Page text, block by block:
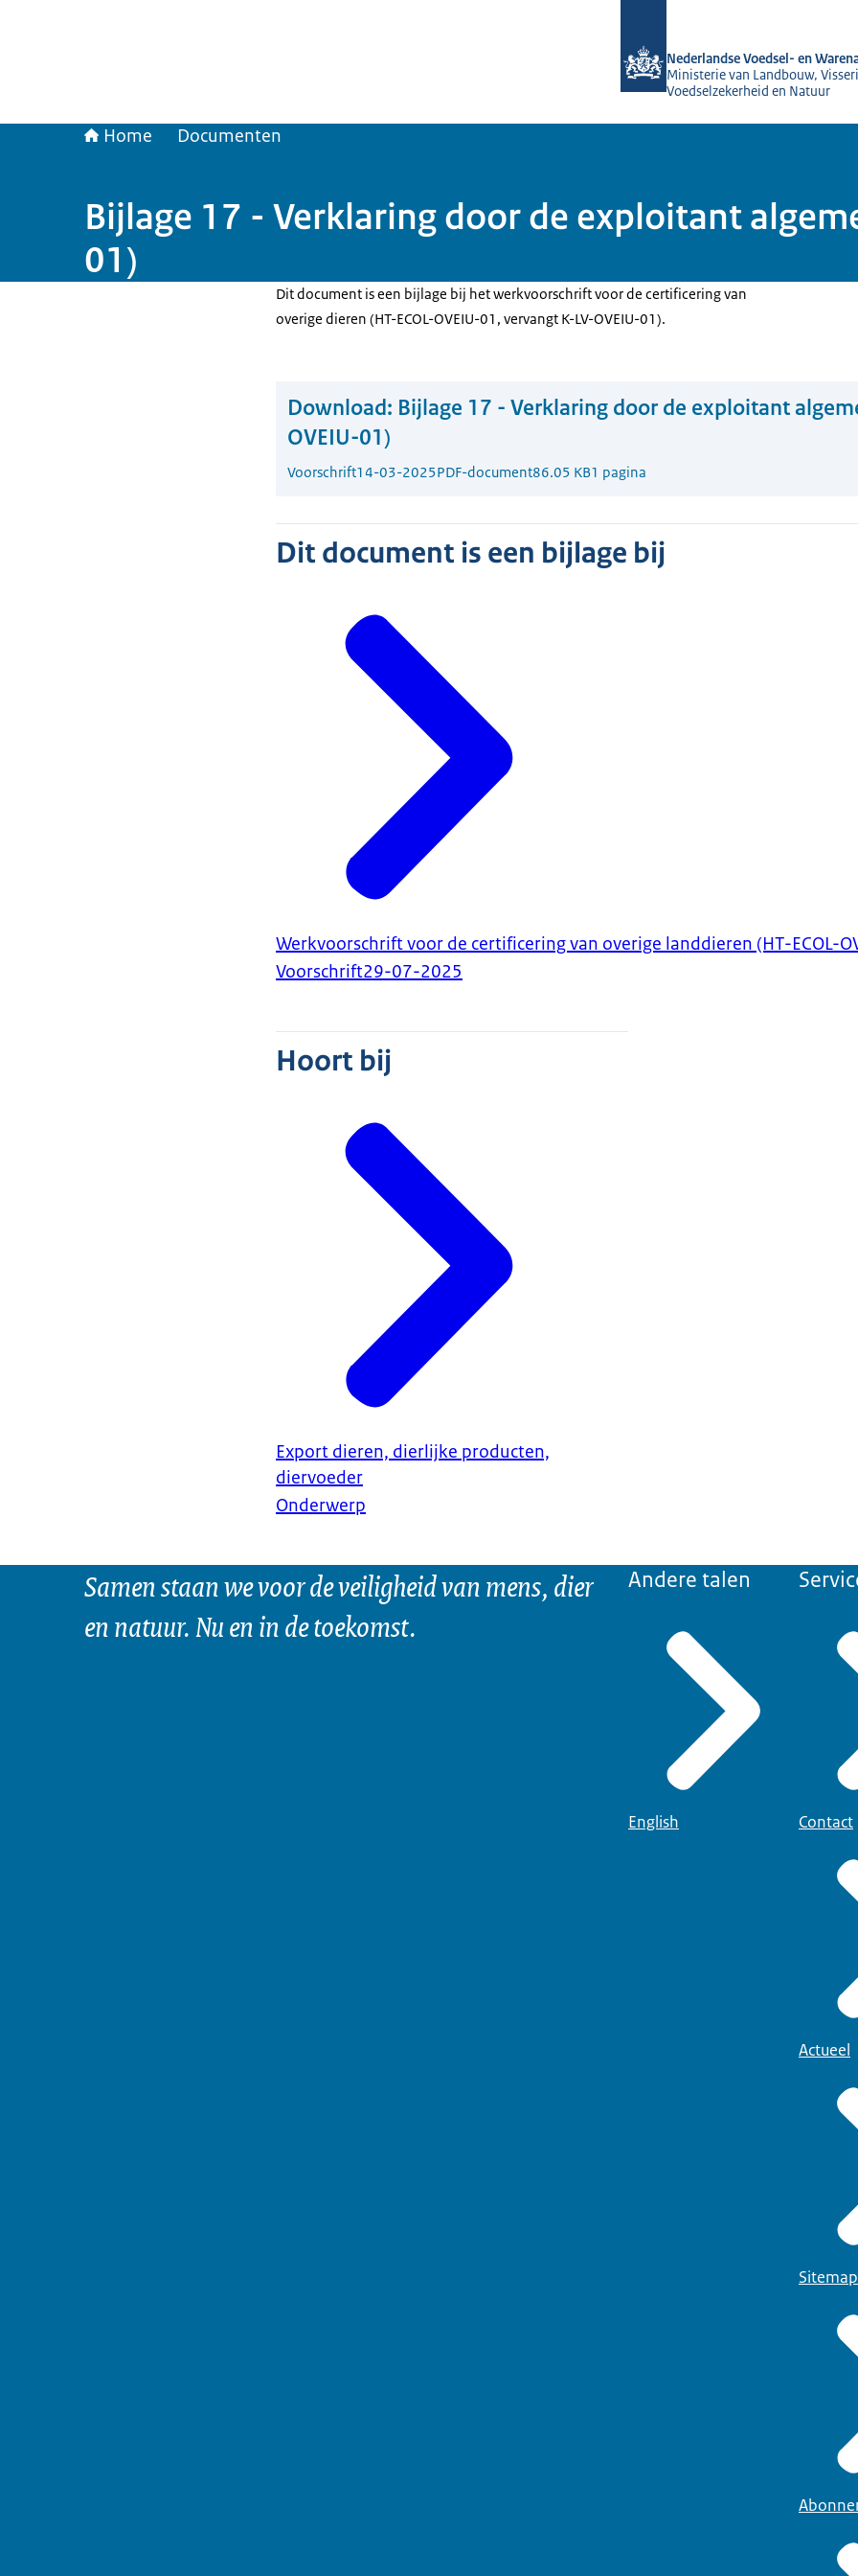
Nederlandse Voedsel- en
Ministerie van Landbouw,
Voedselzekerheid en Natuur
Home Documenten
Bijlage 17 - Verklaring door de exploitant
01)
Dit document is een bijlage bij het werkvoorschrift voor de certificering van
overige dieren (HT-ECOL-OVEIU-01, vervangt K-LV-OVEIU-01).
Download: Bijlage 17 - Verklaring door de exploitant
OVEIU-01)
Voorschrift14-03-2025PDF-document86.05 KB1 pagina
Dit document is een bijlage bij
Werkvoorschrift voor de certificering van overige landdieren (HT-ECOL-
Voorschrift29-07-2025
Hoort bij
Export dieren, dierlijke producten,
diervoeder
Onderwerp
Samen staan we voor de veiligheid van mens, dier
en natuur. Nu en in de toekomst.
Andere talen
English Contact
Actueel
Sitemap